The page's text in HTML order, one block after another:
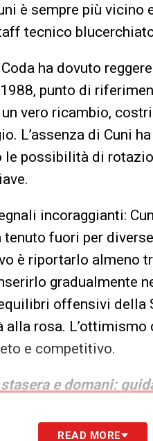
è sempre più vicino
tecnico
ha dovuto
punto di
vero ricambio,
L’assenza di Cuni
le possibilità di
incoraggianti:
fuori per
è riportarlo almeno
gradualmente
offensivi della
rosa. L’ottimismo
e competitivo.
e domani:
NEWSREAD MORE